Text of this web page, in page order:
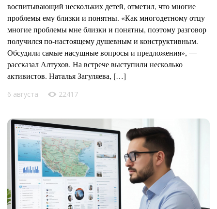
воспитывающий нескольких детей, отметил, что многие
проблемы ему близки и понятны. «Как многодетному отцу
многие проблемы мне близки и понятны, поэтому разговор
получился по-настоящему душевным и конструктивным.
Обсудили самые насущные вопросы и предложения», —
рассказал Алтухов. На встрече выступили несколько
активистов. Наталья Загуляева, […]
6 августа 22417